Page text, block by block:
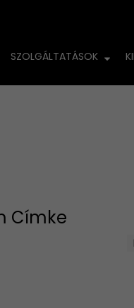
SZOLGÁLTATÁSOK
Címke